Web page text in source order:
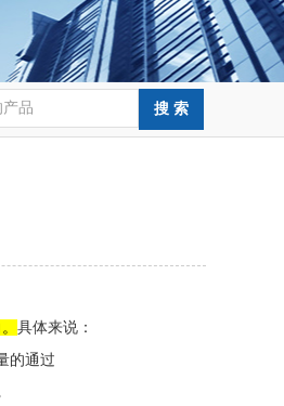
具体来说：
的通过